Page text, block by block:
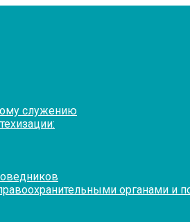
служению
органами и